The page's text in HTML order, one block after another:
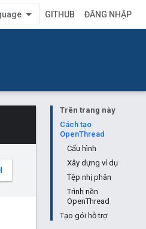
GITHUB ĐĂNG NHẬP
Trên trang này
Cách tạo
OpenThread
Cấu hình
Xây dựng ví dụ
Tệp nhị phân
Trình nền
OpenThread
Tạo gói hỗ trợ